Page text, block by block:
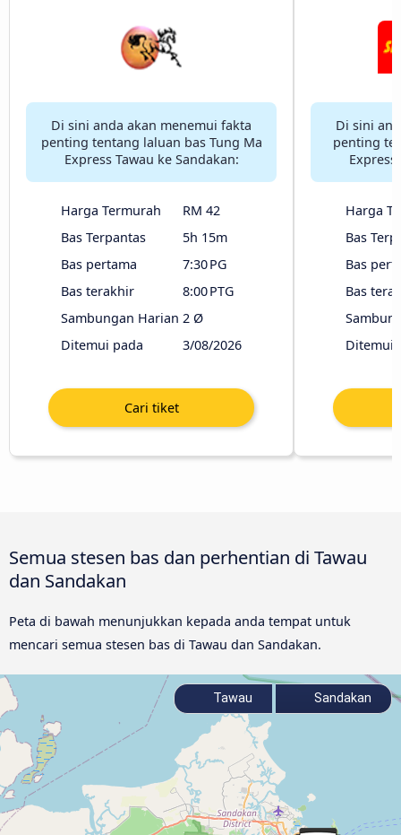
Di sini anda akan menemui fakta
penting tentang laluan bas Tung Ma
Express Tawau ke Sandakan:
Harga Termurah
RM 42
Bas Terpantas
5h 15m
Bas pertama
7:30 PG
Bas terakhir
8:00 PTG
Sambungan Harian 2 Ø
Ditemui pada
3/08/2026
Di sini
penting
Express
Harga
Bas
Bas
Bas
Ditemui
Semua stesen bas dan perhentian di Tawau
dan Sandakan
Peta di bawah menunjukkan kepada anda tempat untuk
mencari semua stesen bas di Tawau dan Sandakan.
Tawau Sandakan